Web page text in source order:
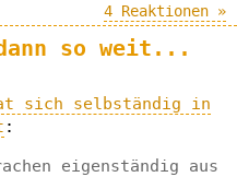
4 Reaktionen »
so weit...
sich selbständig in
:
eigenständig aus